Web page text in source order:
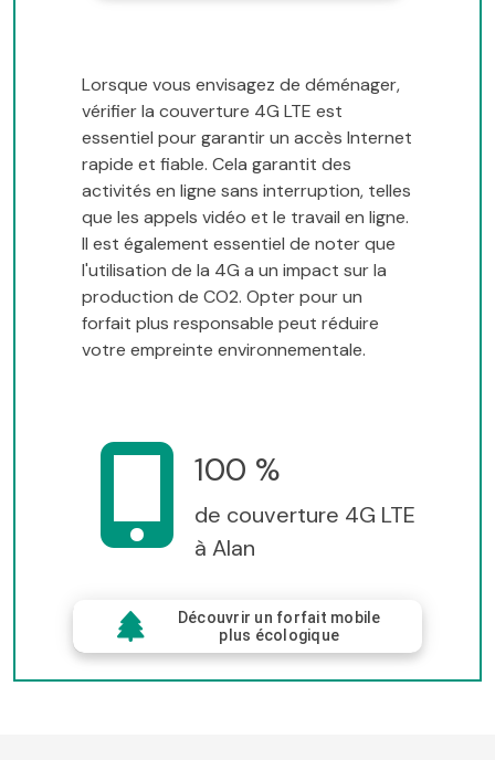
Lorsque vous envisagez de déménager,
vérifier la couverture 4G LTE est
essentiel pour garantir un accès Internet
rapide et fiable. Cela garantit des
activités en ligne sans interruption, telles
que les appels vidéo et le travail en ligne.
Il est également essentiel de noter que
l'utilisation de la 4G a un impact sur la
production de CO2. Opter pour un
forfait plus responsable peut réduire
votre empreinte environnementale.
100 %
de couverture 4G LTE
à Alan
Découvrir un forfait mobile
plus écologique